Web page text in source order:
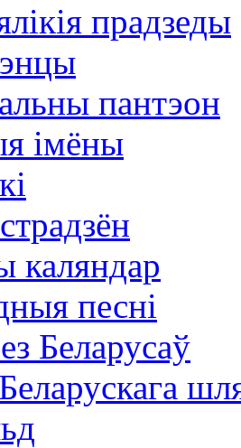
прадзеды
пантэон
імёны
каляндар
песні
Беларусаў